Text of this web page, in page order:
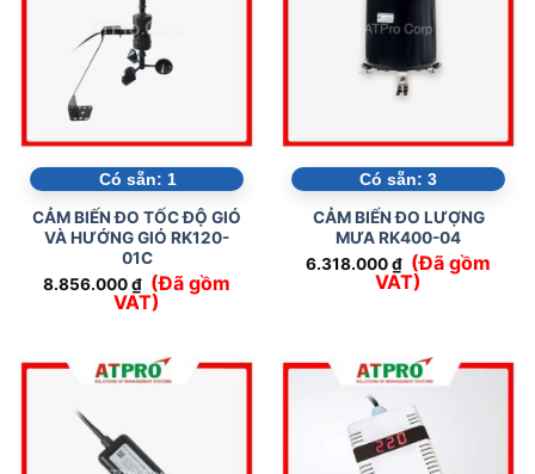
Có sẵn: 1
CẢM BIẾN ĐO TỐC ĐỘ GIÓ
VÀ HƯỚNG GIÓ RK120-
01C
8.856.000₫ (Đã gồm
VAT)
Có sẵn: 3
CẢM BIẾN ĐO LƯỢNG
MƯA RK400-04
6.318.000₫ (Đã gồm
VAT)